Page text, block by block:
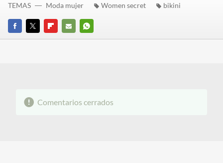
FACEBOOK
TWITTERFLIPBOARD
E-
WHATSAPP
TEMAS Moda mujer Women secret bikini
Comentarios cerrados